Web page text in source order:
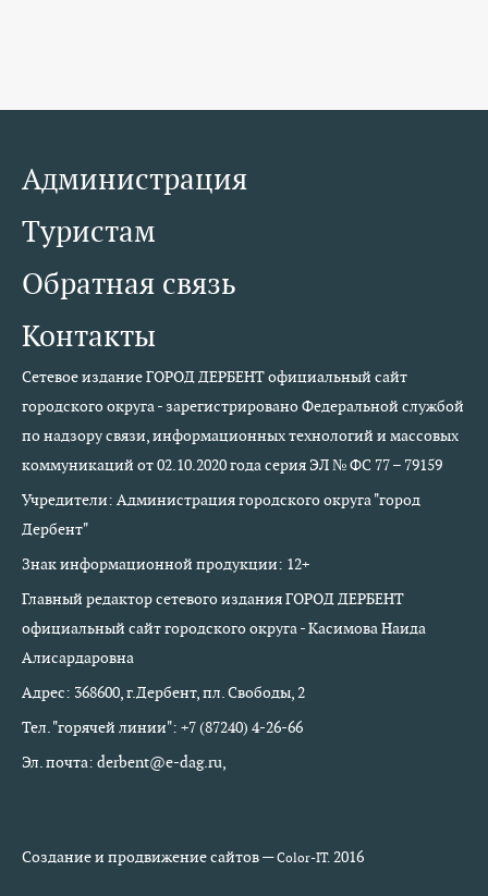
Администрация
Туристам
Обратная связь
Контакты
Сетевое издание ГОРОД ДЕРБЕНТ официальный сайт
городского округа - зарегистрировано Федеральной службой
по надзору связи, информационных технологий и массовых
коммуникаций от 02.10.2020 года серия ЭЛ № ФС 77 – 79159
Учредители: Администрация городского округа "город
Дербент"
Знак информационной продукции: 12+
Главный редактор сетевого издания ГОРОД ДЕРБЕНТ
официальный сайт городского округа - Касимова Наида
Алисардаровна
Адрес: 368600, г.Дербент, пл. Свободы, 2
Тел. "горячей линии": +7 (87240) 4-26-66
Эл. почта: derbent@e-dag.ru,
Создание и продвижение сайтов —Color-IT.2016